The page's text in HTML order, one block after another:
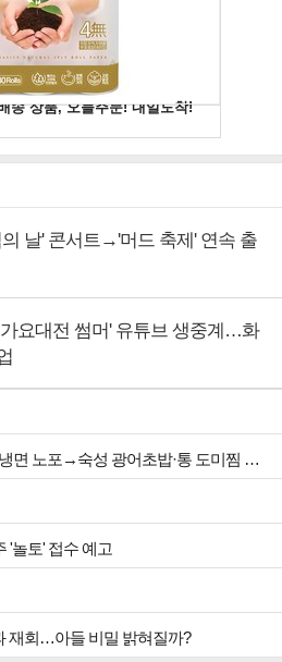
날' 콘서트→'머드 축제' 연속 출
가요대전 썸머' 유튜브 생중계…화
'전현무계획4' 김민하, 백령도 냉면 노포→숙성 광어초밥·통 도미찜 맛집 탐방
'놀토' 접수 예고
재회…아들 비밀 밝혀질까?